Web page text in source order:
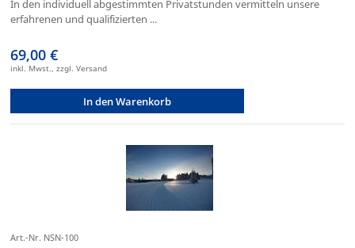
In den individuell abgestimmten Privatstunden vermitteln unsere
erfahrenen und qualifizierten ...
69,00 €
inkl. Mwst., zzgl. Versand
In den Warenkorb
Art.-Nr. NSN-100